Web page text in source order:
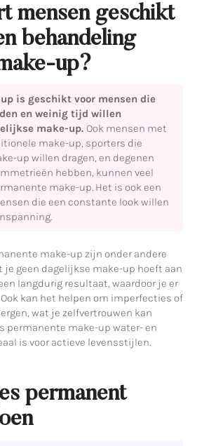
mensen geschikt
behandeling
up?
is geschikt voor mensen die
en weinig tijd willen
make-up. Ook mensen met
make-up, sporters die
up willen dragen, en degenen
hebben, kunnen veel
make-up. Het is ook een
die een constante look willen
make-up zijn onder andere
geen dagelijkse make-up hoeft aan
langdurig resultaat, waardoor je er
kan het helpen om imperfecties of
wat je zelfvertrouwen kan
permanente make-up water- en
is voor actieve levensstijlen.
permanent